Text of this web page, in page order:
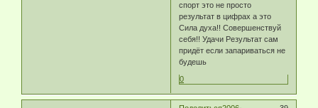
спорт это не просто
результат в цифрах а это
Сила духа!! Совершенствуй
себя!! Удачи Результат сам
придёт если запариваться не
будешь
0